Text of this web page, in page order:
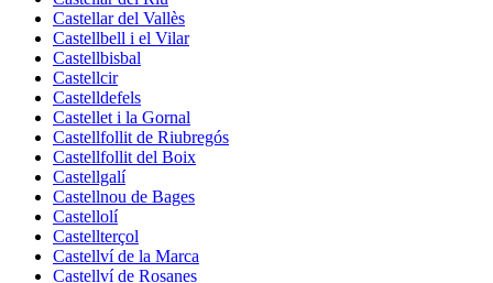
Castellar del Vallès
Castellbell i el Vilar
Castellbisbal
Castellcir
Castelldefels
Castellet i la Gornal
Castellfollit de Riubregós
Castellfollit del Boix
Castellgalí
Castellnou de Bages
Castellolí
Castellterçol
Castellví de la Marca
Castellví de Rosanes